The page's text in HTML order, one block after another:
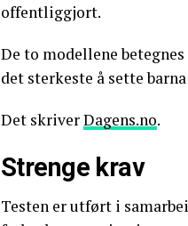
offentliggjort.
De to modellene
det sterkeste å sette
Det skriverDagens.no.
Strenge krav
Testen er utført i